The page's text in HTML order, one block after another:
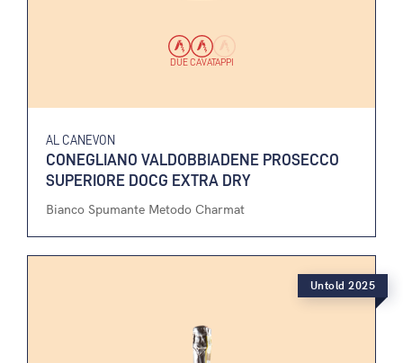
DUE CAVATAPPI
AL CANEVON
CONEGLIANO VALDOBBIADENE PROSECCO
SUPERIORE DOCG EXTRA DRY
Bianco Spumante Metodo Charmat
Untold 2025